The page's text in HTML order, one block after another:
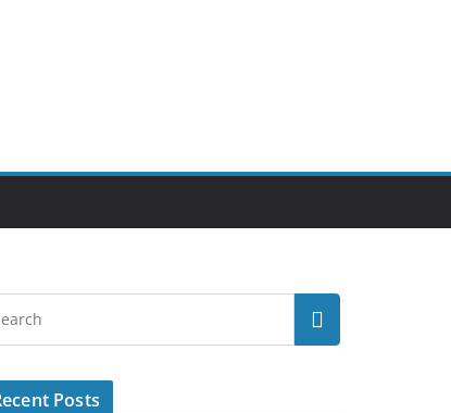
Posts